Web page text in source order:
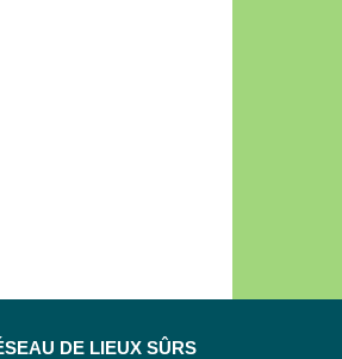
DE LIEUX SÛRS